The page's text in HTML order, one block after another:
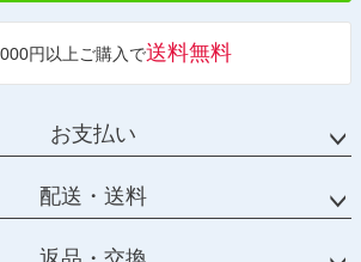
円以上ご購入で送料無料
お支払い
配送・送料